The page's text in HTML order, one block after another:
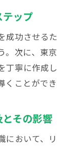
ップ
成功させる
。次に、東
丁寧に作成
くことがで
その影響
において、